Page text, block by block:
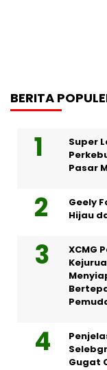
BERITA
Super
Pasar
Geely
Hijau
XCMG
Gugat